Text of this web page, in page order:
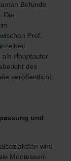
Befunde
Die
Prof.
als Hauptautor
des
veröffentlicht.
und
wird
Montessori-